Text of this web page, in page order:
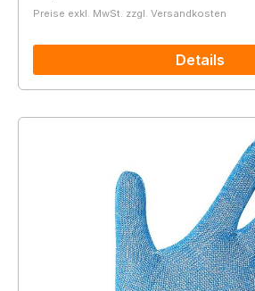
Preise exkl. MwSt. zzgl. Versandkosten
Details